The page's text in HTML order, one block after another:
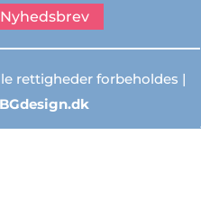
rettigheder forbeholdes |